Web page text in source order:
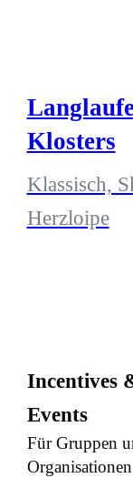
Klosters
Klassisch,
Herzloipe
Incentives
Events
Für Gruppen
Organisationen